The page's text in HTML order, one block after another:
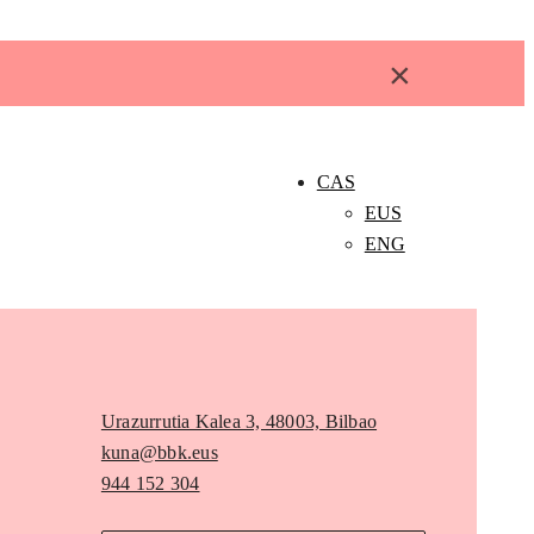
×
CAS
EUS
ENG
Urazurrutia Kalea 3, 48003, Bilbao
kuna@bbk.eus
944 152 304